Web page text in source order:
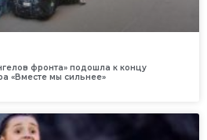
фронта» подошла к концу
«Вместе мы сильнее»